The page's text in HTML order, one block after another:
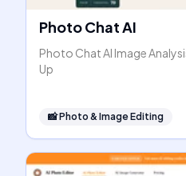
Photo Chat AI
Photo Chat AI Image
Up
📸Photo & Image Editing